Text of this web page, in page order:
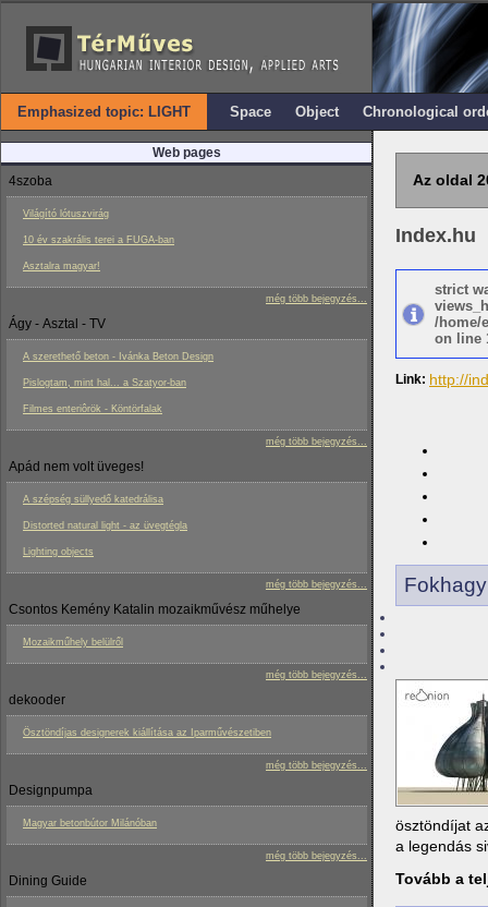
Emphasized topic: LIGHT Space Object Chronological
Web pages
4szoba
Világító lótuszvirág
10 év szakrális terei a FUGA-ban
Asztalra magyar!
még több bejegyzés...
Ágy - Asztal - TV
A szerethető beton - Ivánka Beton Design
Pislogtam, mint hal... a Szatyor-ban
Filmes enteriôrök - Köntörfalak
még több bejegyzés...
Apád nem volt üveges!
A szépség süllyedő katedrálisa
Distorted natural light - az üvegtégla
Lighting objects
még több bejegyzés...
Csontos Kemény Katalin mozaikművész műhelye
Mozaikműhely belülről
még több bejegyzés...
dekooder
Ösztöndíjas designerek kiállítása az Iparművészetiben
még több bejegyzés...
Designpumpa
Magyar betonbútor Milánóban
még több bejegyzés...
Dining Guide
Az oldal
Index.hu
strict
/home/
on line
Link: http://
ösztöndíjat
a legendás
Tovább a